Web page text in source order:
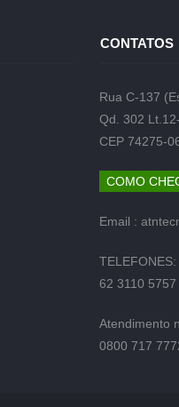
CONTATOS
Rua C-137
Qd. 302
CEP 74275-
COMO
Email :
TELEFONES:
62 3110 5757
Atendimento
0800 717